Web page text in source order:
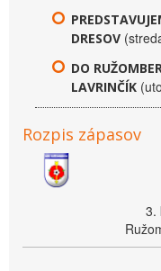
DRESOV
DO
LAVRINČÍK
Rozpis zápasov
3.